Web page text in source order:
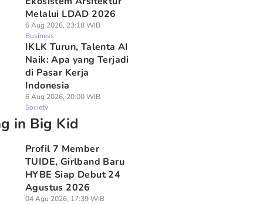
Melalui LDAD 2026
6 Aug 2026, 23:18 WIB
Business
IKLK Turun, Talenta AI
Naik: Apa yang Terjadi
di Pasar Kerja
Indonesia
6 Aug 2026, 20:00 WIB
Society
in Big Kid
Profil 7 Member
TUIDE, Girlband Baru
HYBE Siap Debut 24
Agustus 2026
04 Agu 2026, 17:39 WIB